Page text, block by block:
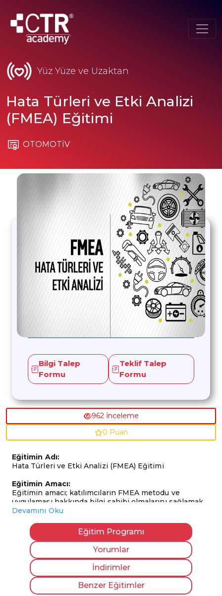
Yüz Yüze ve Uzaktan
Hata Türleri ve Etki Analizi
(FMEA) Eğitimi
OTOMOTİV
962 İnceleme
0 Puan
Eğitimin Adı:
Hata Türleri ve Etki Analizi (FMEA) Eğitimi
Eğitimin Amacı:
Eğitimin amacı; katılımcıların FMEA metodu ve
uygulaması hakkında bilgi sahibi olmalarını sağlamak
ve yeteneklerini geliştirmektir.
Hedef Kitle:
Üst ve orta kademe yöneticiler, ürün üzerinde etkisi
olan faaliyetlerde görev alan mühendisler, uzmanlar,
teknisyenler, çalışanlar.
Katılım Ön Şartı:
Bu eğitime katılım için herhangi bir ön şart
bulunmamaktadır. Dileyen herkes eğitimimize katılım
Devamını Oku
Bilgi Talep
Formu
Teklif Talep
Formu
Eğitim Programı
Yorumlar
İndirimler
Benzer Eğitimler